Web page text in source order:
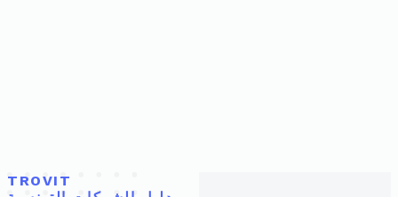
TROVIT